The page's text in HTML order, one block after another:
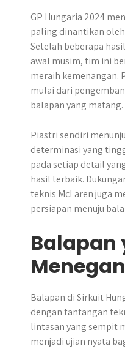
GP Hungaria 2024
paling dinantikan
Setelah beberapa
awal musim, tim ini
meraih kemenangan.
mulai dari
balapan yang matang.
Piastri sendiri
determinasi yang
pada setiap detail
hasil terbaik.
teknis McLaren juga
persiapan menuju
Balapan
Balapan di Sirkuit
dengan tantangan
lintasan yang sempit
menjadi ujian nyata